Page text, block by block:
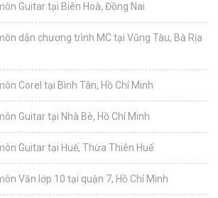
Guitar tại Biên Hoà, Đồng Nai
dẫn chương trình MC tại Vũng Tàu, Bà Rịa
Corel tại Bình Tân, Hồ Chí Minh
Guitar tại Nhà Bè, Hồ Chí Minh
Guitar tại Huế, Thừa Thiên Huế
Văn lớp 10 tại quận 7, Hồ Chí Minh